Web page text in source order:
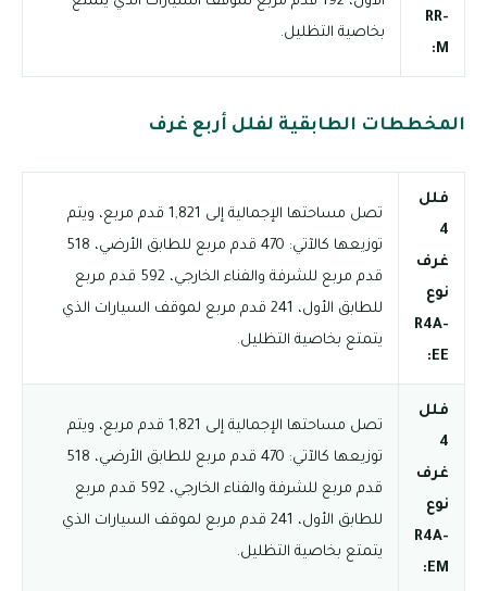
RR-
M:
بخاصية التظليل.
المخططات الطابقية لفلل أربع غرف
فلل
4
غرف
نوع
R4A-
EE:
تصل مساحتها الإجمالية إلى 1,821 قدم مربع، ويتم
توزيعها كالآتي: 470 قدم مربع للطابق الأرضي، 518
قدم مربع للشرفة والفناء الخارجي، 592 قدم مربع
للطابق الأول، 241 قدم مربع لموقف السيارات الذي
يتمتع بخاصية التظليل.
فلل
4
غرف
نوع
R4A-
EM:
تصل مساحتها الإجمالية إلى 1,821 قدم مربع، ويتم
توزيعها كالآتي: 470 قدم مربع للطابق الأرضي، 518
قدم مربع للشرفة والفناء الخارجي، 592 قدم مربع
للطابق الأول، 241 قدم مربع لموقف السيارات الذي
يتمتع بخاصية التظليل.